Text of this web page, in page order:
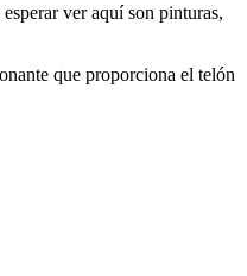
ver aquí son pinturas,
que proporciona el telón